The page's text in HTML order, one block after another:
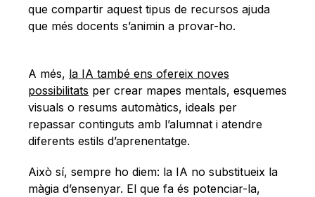
que compartir aquest tipus de recursos ajuda
que més docents s’animin a provar-ho.
A més, la IA també ens ofereix noves
possibilitats per crear mapes mentals, esquemes
visuals o resums automàtics, ideals per
repassar continguts amb l’alumnat i atendre
diferents estils d’aprenentatge.
Això sí, sempre ho diem: la IA no substitueix la
màgia d’ensenyar. El que fa és potenciar-la,